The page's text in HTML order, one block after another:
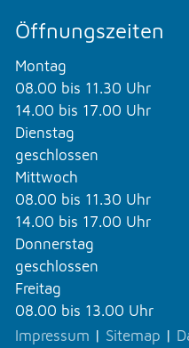
Öffnungszeiten
Montag
08.00 bis 11.30 Uhr
14.00 bis 17.00 Uhr
Dienstag
geschlossen
Mittwoch
08.00 bis 11.30 Uhr
14.00 bis 17.00 Uhr
Donnerstag
geschlossen
Freitag
08.00 bis 13.00 Uhr
Impressum | Sitemap |